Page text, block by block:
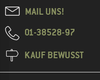
MAIL UNS!
01-38528-97
KAUF BEWUSST